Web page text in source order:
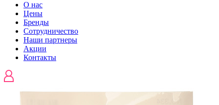
О нас
Цены
Бренды
Сотрудничество
Наши партнеры
Акции
Контакты